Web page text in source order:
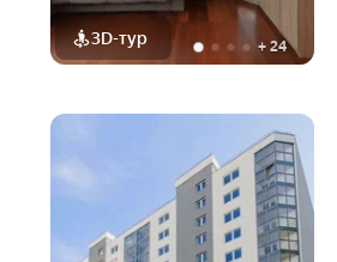
3D-тур + 24